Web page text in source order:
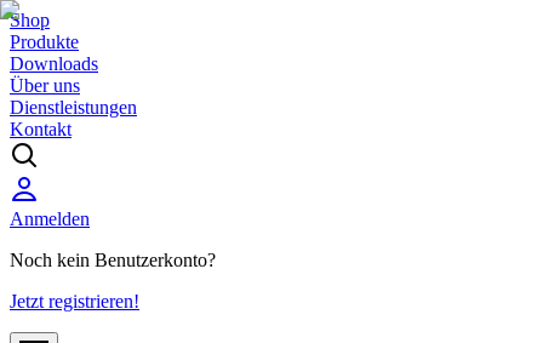
Shop
Produkte
Downloads
Über uns
Dienstleistungen
Kontakt
Anmelden
Noch kein Benutzerkonto?
Jetzt registrieren!